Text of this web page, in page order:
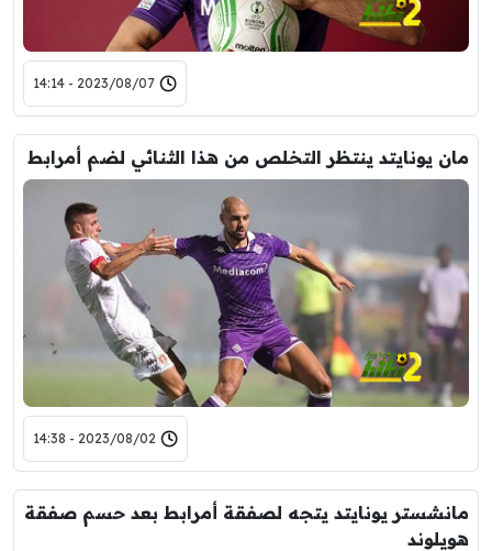
2023/08/07 - 14:14
مان يونايتد ينتظر التخلص من هذا الثنائي لضم أمرابط
2023/08/02 - 14:38
مانشستر يونايتد يتجه لصفقة أمرابط بعد حسم صفقة
هويلوند